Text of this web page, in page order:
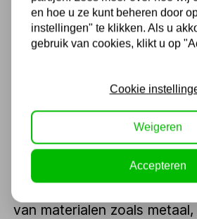
worden veel gebruikt in
industrieën, waaronder de
bouw-, elektronica- en
Blindkinknagel
GESIPA produceert een
blindklinknagels, die worden
bevestigingstechnologie
van materialen zoals
en hoe u ze kunt beheren door
instellingen" te klikken. Als u
gebruik van cookies, klikt u op
Cookie
Weigeren
Accepteren